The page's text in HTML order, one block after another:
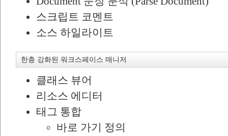
스크립트 코멘트
소스 하일라이트
한층 강화된 워크스페이스 매니저
클래스 뷰어
리소스 에디터
태그 통합
바로 가기 정의